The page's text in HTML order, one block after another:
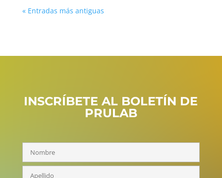
« Entradas más antiguas
INSCRÍBETE AL BOLETÍN DE
PRULAB